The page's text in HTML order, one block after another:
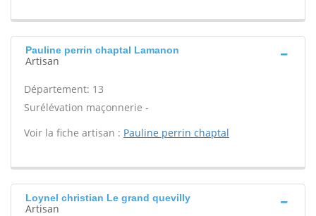
Pauline perrin chaptal Lamanon
Artisan
Département: 13
Surélévation maçonnerie -
Voir la fiche artisan : Pauline perrin chaptal
Loynel christian Le grand quevilly
Artisan